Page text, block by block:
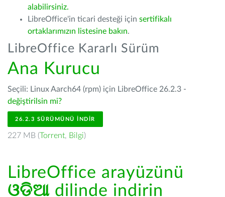
alabilirsiniz.
LibreOffice'in ticari desteği için sertifikalı
ortaklarımızın listesine bakın.
LibreOffice Kararlı Sürüm
Ana Kurucu
Seçili: Linux Aarch64 (rpm) için LibreOffice 26.2.3 -
değiştirilsin mi?
26.2.3 SÜRÜMÜNÜ İNDIR
227 MB (Torrent, Bilgi)
LibreOffice arayüzünü
ଓଡ଼ିଆ dilinde indirin